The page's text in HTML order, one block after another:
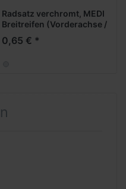
Radsatz verchromt, MEDI
Breitreifen (Vorderachse /
Aufliegerachse)
0,65 € *